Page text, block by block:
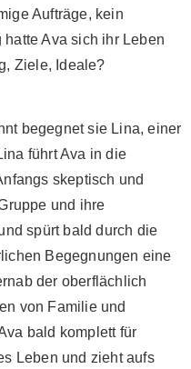
Aufträge, kein
Ava sich ihr Leben
Ziele, Ideale?
begegnet sie Lina, einer
führt Ava in die
skeptisch und
und ihre
spürt bald durch die
Begegnungen eine
der oberflächlich
von Familie und
bald komplett für
Leben und zieht aufs